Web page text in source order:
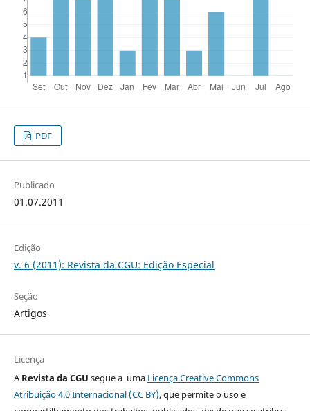
PDF
Publicado
01.07.2011
Edição
v. 6 (2011): Revista da CGU: Edição Especial
Seção
Artigos
Licença
ARevista da CGU segue a uma Licença Creative Commons
Atribuição 4.0 Internacional (CC BY), que permite o uso e